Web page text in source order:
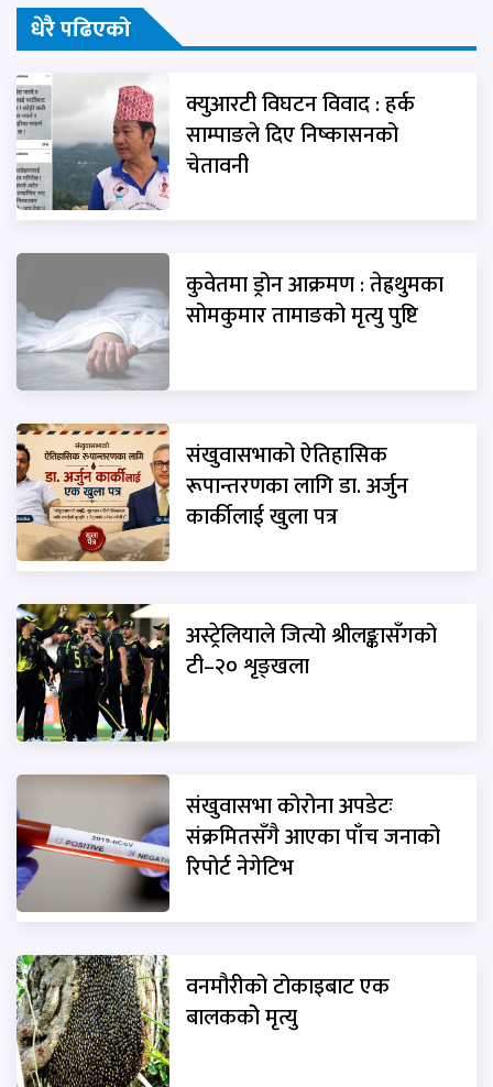
धेरै पढिएको
क्युआरटी विघटन विवाद : हर्क
साम्पाङले दिए निष्कासनको
चेतावनी
कुवेतमा ड्रोन आक्रमण : तेह्रथुमका
सोमकुमार तामाङको मृत्यु पुष्टि
संखुवासभाको ऐतिहासिक
रूपान्तरणका लागि डा. अर्जुन
कार्कीलाई खुला पत्र
अस्ट्रेलियाले जित्यो श्रीलङ्कासँगको
टी–२० शृङ्खला
संखुवासभा कोरोना अपडेटः
संक्रमितसँगै आएका पाँच जनाको
रिपोर्ट नेगेटिभ
वनमौरीको टोकाइबाट एक
बालककोे मृत्यु